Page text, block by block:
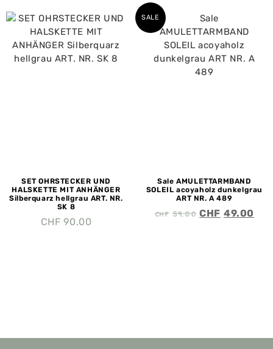
SET OHRSTECKER UND
HALSKETTE MIT ANHÄNGER
Silberquarz hellgrau ART. NR.
SK 8
CHF 90.00
SALE
Sale AMULETTARMBAND
SOLEIL acoyaholz dunkelgrau
ART NR. A 489
CHF59.00 CHF 49.00